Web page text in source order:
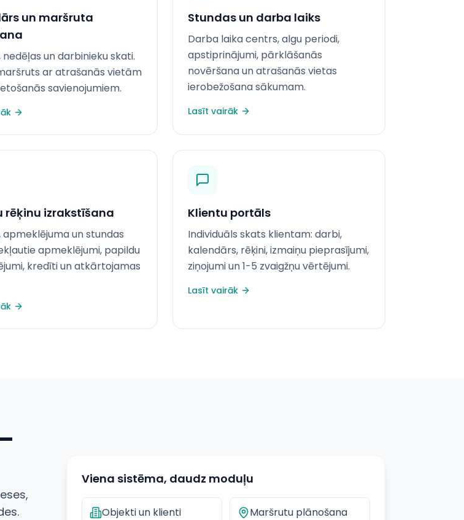
un maršruta
nedēļas un darbinieku skati.
ar atrašanās vietām
savienojumiem.
Stundas un darba laiks
Darba laika centrs, algu periodi,
apstiprinājumi, pārklāšanās
novēršana un atrašanās vietas
ierobežošana sākumam.
Lasīt vairāk
rēķinu izrakstīšana
apmeklējuma un stundas
apmeklējumi, papildu
kredīti un atkārtojamas
Klientu portāls
Individuāls skats klientam: darbi,
kalendārs, rēķini, izmaiņu pieprasījumi,
ziņojumi un 1-5 zvaigžņu vērtējumi.
Lasīt vairāk
Viena sistēma, daudz moduļu
Objekti un klienti Maršrutu plānošana